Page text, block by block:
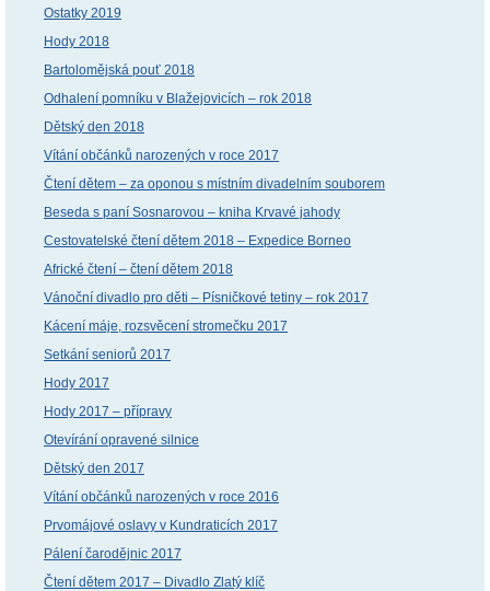
Ostatky 2019
Hody 2018
Bartolomějská pouť 2018
Odhalení pomníku v Blažejovicích – rok 2018
Dětský den 2018
Vítání občánků narozených v roce 2017
Čtení dětem – za oponou s místním divadelním souborem
Beseda s paní Sosnarovou – kniha Krvavé jahody
Cestovatelské čtení dětem 2018 – Expedice Borneo
Africké čtení – čtení dětem 2018
Vánoční divadlo pro děti – Písničkové tetiny – rok 2017
Kácení máje, rozsvěcení stromečku 2017
Setkání seniorů 2017
Hody 2017
Hody 2017 – přípravy
Otevírání opravené silnice
Dětský den 2017
Vítání občánků narozených v roce 2016
Prvomájové oslavy v Kundraticích 2017
Pálení čarodějnic 2017
Čtení dětem 2017 – Divadlo Zlatý klíč